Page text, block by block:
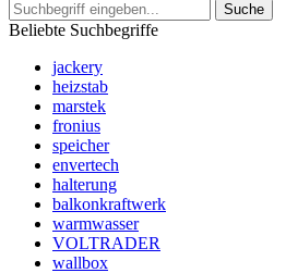
Suche
Beliebte Suchbegriffe
jackery
heizstab
marstek
fronius
speicher
envertech
halterung
balkonkraftwerk
warmwasser
VOLTRADER
wallbox